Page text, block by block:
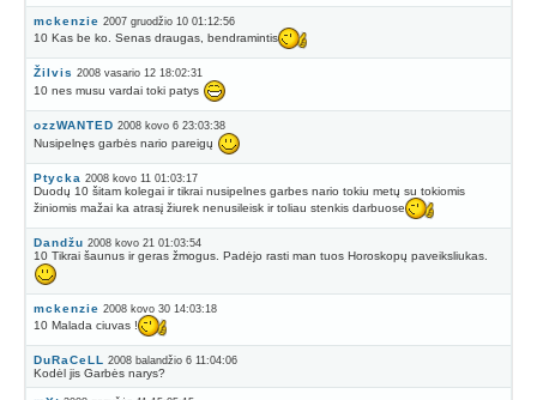
mckenzie 2007 gruodžio 10 01:12:56
10 Kas be ko. Senas draugas, bendramintis
Žilvis 2008 vasario 12 18:02:31
10 nes musu vardai toki patys
ozzWANTED 2008 kovo 6 23:03:38
Nusipelnęs garbės nario pareigų
Ptycka 2008 kovo 11 01:03:17
Duodų 10 šitam kolegai ir tikrai nusipelnes garbes nario tokiu metų su tokiomis
žiniomis mažai ka atrasį žiurek nenusileisk ir toliau stenkis darbuose
Dandžu 2008 kovo 21 01:03:54
10 Tikrai šaunus ir geras žmogus. Padėjo rasti man tuos Horoskopų paveiksliukas.
mckenzie 2008 kovo 30 14:03:18
10 Malada ciuvas !
DuRaCeLL 2008 balandžio 6 11:04:06
Kodėl jis Garbės narys?